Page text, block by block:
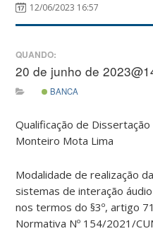
12/06/2023 16:57
QUANDO:
20 de junho de
BANCA
Qualificação de
Monteiro Mota Lima
Modalidade de realização
sistemas de interação
nos termos do §3º, artigo
Normativa Nº 154/2021/